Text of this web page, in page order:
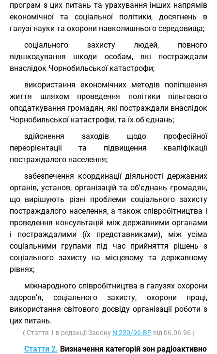
програм з цих питань та урахування інших напрямів
економічної та соціальної політики, досягнень в
галузі науки та охорони навколишнього середовища;
соціального захисту людей, повного
відшкодування шкоди особам, які постраждали
внаслідок Чорнобильської катастрофи;
використання економічних методів поліпшення
життя шляхом проведення політики пільгового
оподаткування громадян, які постраждали внаслідок
Чорнобильської катастрофи, та їх об'єднань;
здійснення заходів щодо професійної
переорієнтації та підвищення кваліфікації
постраждалого населення;
забезпечення координації діяльності державних
органів, установ, організацій та об'єднань громадян,
що вирішують різні проблеми соціального захисту
постраждалого населення, а також співробітництва і
проведення консультацій між державними органами
і постраждалими (їх представниками), між усіма
соціальними групами під час прийняття рішень з
соціального захисту на місцевому та державному
рівнях;
міжнародного співробітництва в галузях охорони
здоров'я, соціального захисту, охорони праці,
використання світового досвіду організації роботи з
цих питань.
( Стаття 1 в редакції Закону N 230/96-ВРвід 06.06.96 )
Стаття 2. Визначення категорій зон радіоактивно